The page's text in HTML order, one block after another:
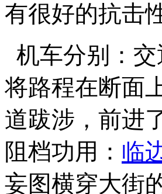
有很好的抗击
机车分别：
将路程在断面
道跋涉，前进
阻档功用： 临
妄图横穿大街